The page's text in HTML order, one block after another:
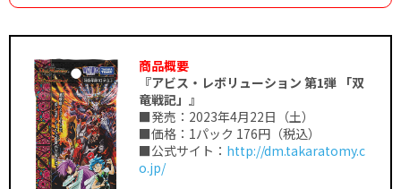
商品概要
『アビス・レボリューション 第1弾 「双
竜戦記」』
■発売：2023年4月22日（土）
■価格：1パック 176円（税込）
■公式サイト： http://dm.takaratomy.c
o.jp/